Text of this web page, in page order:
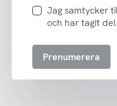
Jag
samtycker
att
Jag samtycker
och har tagit
Prenumerera